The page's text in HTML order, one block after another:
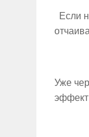
Если
Уже